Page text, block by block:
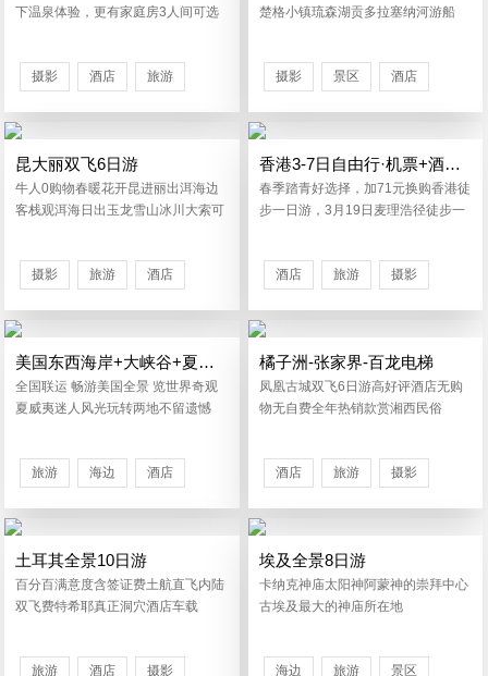
下温泉体验，更有家庭房3人间可选
摄影 酒店 旅游
楚格小镇琉森湖贡多拉塞纳河游船
摄影 景区 酒店
昆大丽双飞6日游
牛人0购物春暖花开昆进丽出洱海边
客栈观洱海日出玉龙雪山冰川大索可
摄影 旅游 酒店
香港3-7日自由行·机票+酒店自助游
春季踏青好选择，加71元换购香港徒
步一日游，3月19日麦理浩径徒步一
酒店 旅游 摄影
美国东西海岸+大峡谷+夏威夷14-16日游
全国联运 畅游美国全景 览世界奇观
夏威夷迷人风光玩转两地不留遗憾
旅游 海边 酒店
橘子洲-张家界-百龙电梯
凤凰古城双飞6日游高好评酒店无购
物无自费全年热销款赏湘西民俗
酒店 旅游 摄影
土耳其全景10日游
百分百满意度含签证费土航直飞内陆
双飞费特希耶真正洞穴酒店车载
旅游 酒店 摄影
埃及全景8日游
卡纳克神庙太阳神阿蒙神的崇拜中心
古埃及最大的神庙所在地
海边 旅游 景区